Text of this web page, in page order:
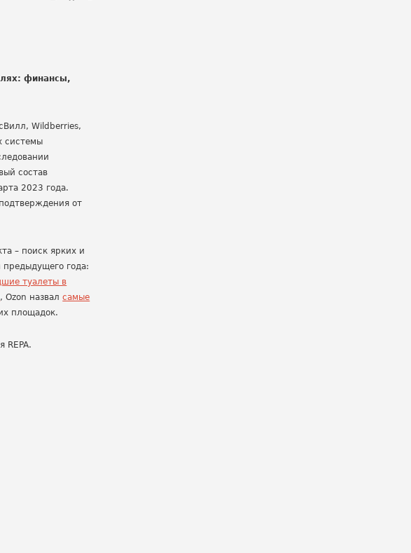
финансы,
Wildberries,
системы
состав
2023 года.
от
– поиск ярких и
предыдущего года:
туалеты в
, Ozon назвалсамые
площадок.
REPA.